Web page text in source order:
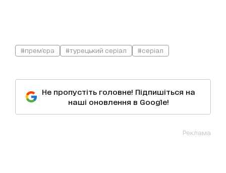
#прем'єра #турецький серіал #серіал
Не пропустіть головне! Підпишіться на
наші оновлення в Google!
Реклама